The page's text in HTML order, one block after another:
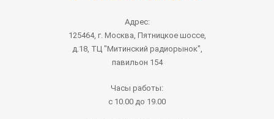
Адрес:
125464, г. Москва, Пятницкое шоссе,
д.18, ТЦ "Митинский радиорынок",
павильон 154
Часы работы:
с 10.00 до 19.00